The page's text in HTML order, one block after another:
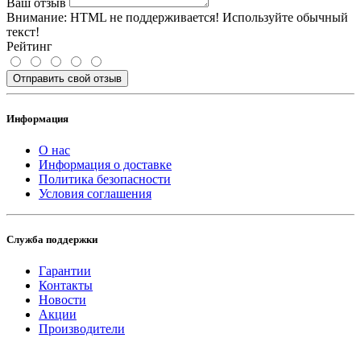
Внимание: HTML не поддерживается! Используйте обычный
текст!
Рейтинг
Отправить свой отзыв
Информация
О нас
Информация о доставке
Политика безопасности
Условия соглашения
Служба поддержки
Гарантии
Контакты
Новости
Акции
Производители